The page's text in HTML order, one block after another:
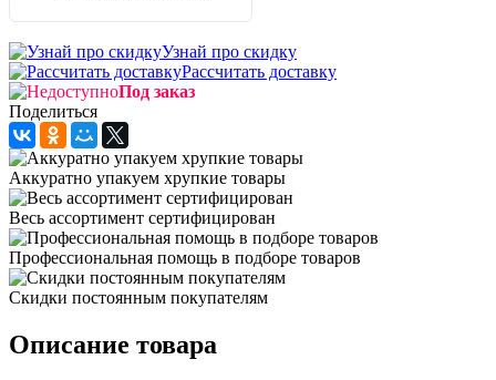
Узнай про скидку
Рассчитать доставку
Под заказ
Поделиться
Аккуратно упакуем хрупкие товары
Весь ассортимент сертифицирован
Профессиональная помощь в подборе товаров
Скидки постоянным покупателям
Описание товара